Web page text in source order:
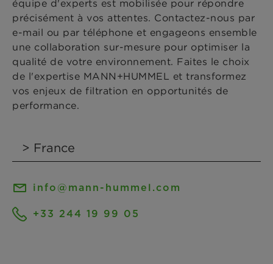
équipe d'experts est mobilisée pour répondre
précisément à vos attentes. Contactez-nous par
e-mail ou par téléphone et engageons ensemble
une collaboration sur-mesure pour optimiser la
qualité de votre environnement. Faites le choix
de l'expertise MANN+HUMMEL et transformez
vos enjeux de filtration en opportunités de
performance.
info@mann-hummel.com
+33 244 19 99 05